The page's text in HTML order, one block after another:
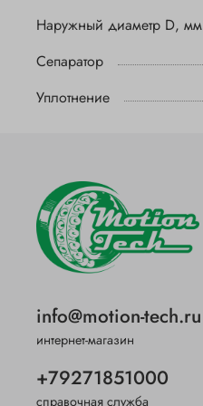
Наружный диаметр D, мм
Сепаратор
Уплотнение
info@motion-tech.ru
интернет-магазин
+79271851000
справочная служба